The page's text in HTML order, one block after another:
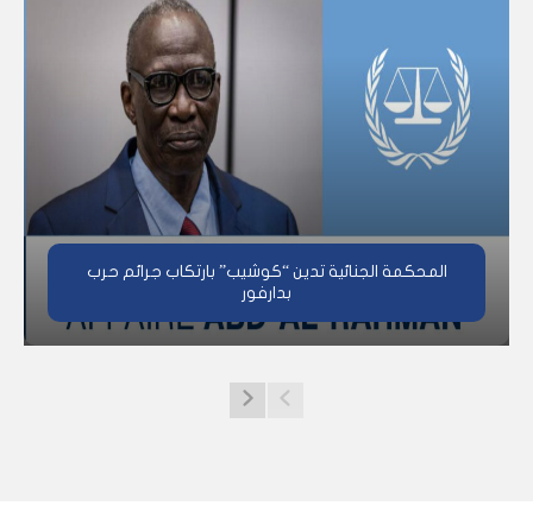
المحكمة الجنائية تدين “كوشيب” بارتكاب جرائم حرب
بدارفور